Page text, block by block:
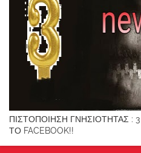
ΠΙΣΤΟΠΟΙΗΣΗ ΓΝΗΣΙΟΤΗΤΑΣ :
ΤΟ FACEBOOK!!